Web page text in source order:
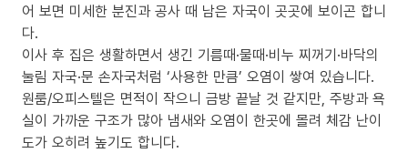
어 보면 미세한 분진과 공사 때 남은 자국이 곳곳에 보이곤 합니
다.
이사 후 집은 생활하면서 생긴 기름때·물때·비누 찌꺼기·바닥의
눌림 자국·문 손자국처럼 ‘사용한 만큼’ 오염이 쌓여 있습니다.
원룸/오피스텔은 면적이 작으니 금방 끝날 것 같지만, 주방과 욕
실이 가까운 구조가 많아 냄새와 오염이 한곳에 몰려 체감 난이
도가 오히려 높기도 합니다.